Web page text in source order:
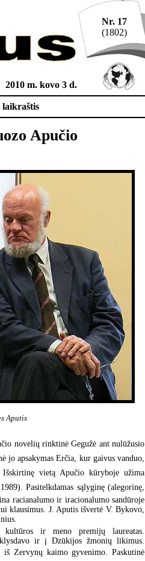
2010 m. kovo 3 d.
Nr. 17
(1802)
laikraštis
Apučio
Aputis
novelių rinktinė Gegužė ant nulūžusio
apsakymas Erčia, kur gaivus vanduo,
Išskirtinę vietą Apučio kūryboje užima
Pasitelkdamas sąlyginę (alegorinę,
racianalumo ir iracionalumo sandūroje
klausimus. J. Aputis išvertė V. Bykovo,
kultūros ir meno premijų laureatas.
ir į Dzūkijos žmonių likimus.
iš Zervynų kaimo gyvenimo. Paskutinė